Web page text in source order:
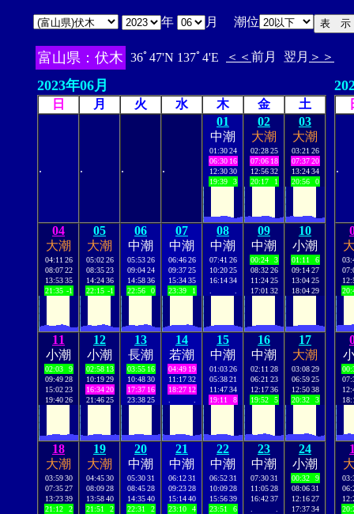
年 月 潮位
富山県：伏木 36ﾟ47'N 137ﾟ4'E ＜＜ 前月 翌月 ＞＞
2023年06月
日 月 火 水 木 金 土
. . . .
01
中潮
01:30 24
06:30 16
12:30 30
19:39
3
02
大潮
02:28 25
07:06 18
12:56 32
20:17
1
03
大潮
03:21 26
07:37 20
13:24 34
20:56
0
04
大潮
04:11 26
08:07 22
13:53 35
21:35 -1
05
大潮
05:02 26
08:35 23
14:24 36
22:15 -1
06
中潮
05:53 26
09:04 24
14:58 36
22:56
0
07
中潮
06:46 26
09:37 25
15:34 35
23:39
1
08
中潮
07:41 26
10:20 25
16:14 34
09
中潮
00:24
3
08:32 26
11:24 25
17:01 32
10
小潮
01:11
6
09:14 27
13:04 25
18:04 29
11
小潮
02:03
9
09:49 28
15:02 23
19:40 26
12
小潮
02:58 13
10:19 29
16:34 20
21:46 25
13
長潮
03:55 16
10:48 30
17:37 16
23:38 25
14
若潮
04:49 19
11:17 32
18:27 12
15
中潮
01:03 26
05:38 21
11:47 34
19:11
8
16
中潮
02:11 28
06:21 23
12:17 36
19:52
5
17
大潮
03:08 29
06:59 25
12:50 38
20:32
3
18
大潮
03:59 30
07:35 27
13:23 39
21:12
2
19
大潮
04:45 30
08:09 28
13:58 40
21:51
2
20
中潮
05:30 31
08:45 28
14:35 40
22:31
2
21
中潮
06:12 31
09:23 28
15:14 40
23:10
4
22
中潮
06:52 31
10:09 28
15:56 39
23:51
6
23
中潮
07:30 31
11:05 28
16:42 37
24
小潮
00:32
9
08:06 31
12:16 27
17:37 34
.